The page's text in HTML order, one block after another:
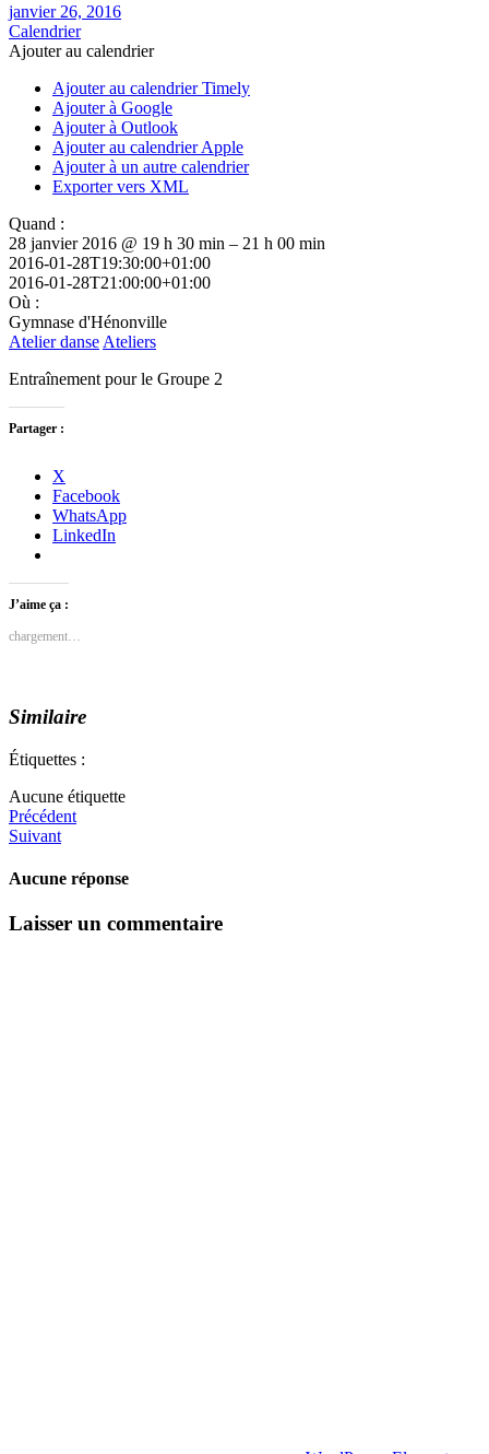
janvier 26, 2016
Calendrier
Ajouter au calendrier
Ajouter au calendrier Timely
Ajouter à Google
Ajouter à Outlook
Ajouter au calendrier Apple
Ajouter à un autre calendrier
Exporter vers XML
Quand :
28 janvier 2016 @ 19 h 30 min – 21 h 00 min
2016-01-28T19:30:00+01:00
2016-01-28T21:00:00+01:00
Où :
Gymnase d'Hénonville
Atelier danse Ateliers
Entraînement pour le Groupe 2
Partager :
X
Facebook
WhatsApp
LinkedIn
J’aime ça :
chargement…
Similaire
Étiquettes :
Aucune étiquette
Précédent
Suivant
Aucune réponse
Laisser un commentaire